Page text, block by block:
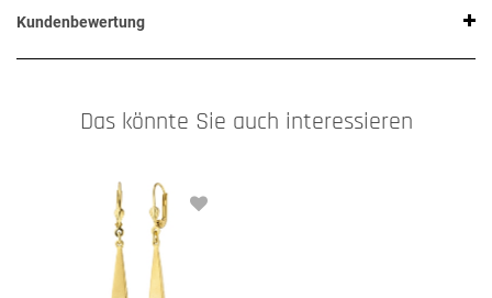
Kundenbewertung
Das könnte Sie auch interessieren